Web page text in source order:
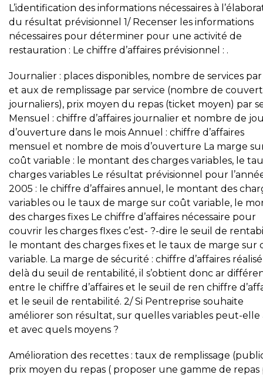
L’identification des informations nécessaires à
du résultat prévisionnel 1/ Recenser les informations
nécessaires pour déterminer pour une activité de
restauration : Le chiffre d’affaires prévisionnel : .
Journalier : places disponibles, nombre de services
et aux de remplissage par service (nombre de
journaliers), prix moyen du repas (ticket moyen) par
Mensuel : chiffre d’affaires journalier et nombre de
d’ouverture dans le mois Annuel : chiffre d’affaires
mensuel et nombre de mois d’ouverture La marge
coût variable : le montant des charges variables, le
charges variables Le résultat prévisionnel pour
2005 : le chiffre d’affaires annuel, le montant des
variables ou le taux de marge sur coût variable, le
des charges fixes Le chiffre d’affaires nécessaire pour
couvrir les charges flxes c’est- ?-dire le seuil de
le montant des charges fixes et le taux de marge sur
variable. La marge de sécurité : chiffre d’affaires
delà du seuil de rentabilité, il s’obtient donc ar
entre le chiffre d’affaires et le seuil de ren chiffre
et le seuil de rentabilité. 2/ Si Pentreprise souhaite
améliorer son résultat, sur quelles variables peut-elle
et avec quels moyens ?
Amélioration des recettes : taux de remplissage
prix moyen du repas ( proposer une gamme de repas